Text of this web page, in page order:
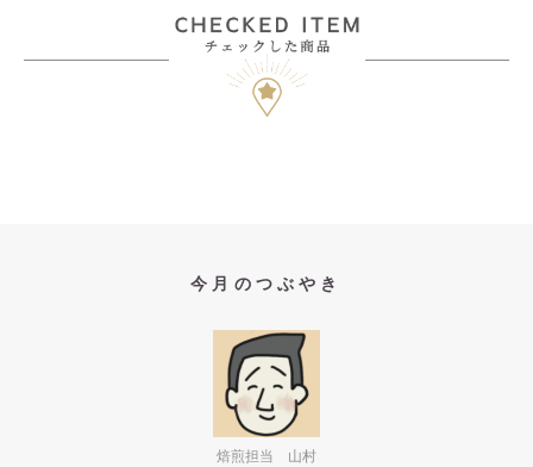
今月のつぶやき
焙煎担当 山村